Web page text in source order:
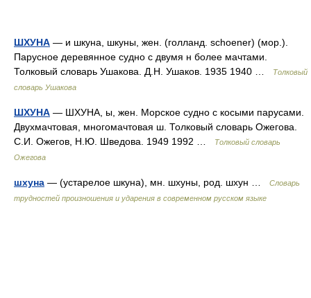
ШХУНА — и шкуна, шкуны, жен. (голланд. schoener) (мор.).
Парусное деревянное судно с двумя н более мачтами.
Толковый словарь Ушакова. Д.Н. Ушаков. 1935 1940 …
Толковый
словарь Ушакова
ШХУНА — ШХУНА, ы, жен. Морское судно с косыми парусами.
Двухмачтовая, многомачтовая ш. Толковый словарь Ожегова.
С.И. Ожегов, Н.Ю. Шведова. 1949 1992 …
Толковый словарь
Ожегова
шхуна — (устарелое шкуна), мн. шхуны, род. шхун …
Словарь
трудностей произношения и ударения в современном русском языке